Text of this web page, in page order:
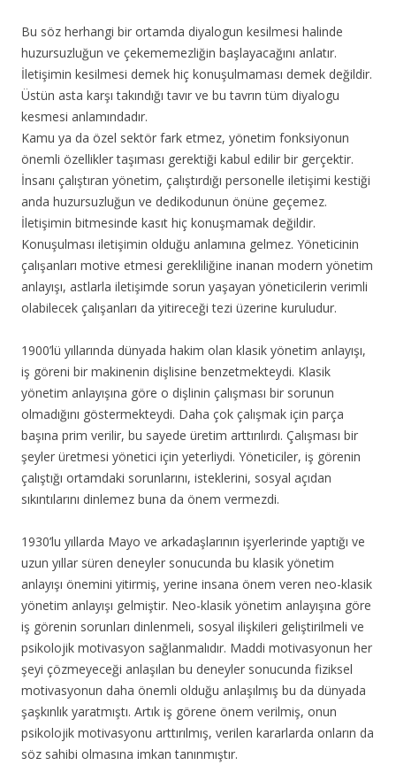
Bu söz herhangi bir ortamda diyalogun kesilmesi halinde
huzursuzluğun ve çekememezliğin başlayacağını anlatır.
İletişimin kesilmesi demek hiç konuşulmaması demek değildir.
Üstün asta karşı takındığıtavır ve bu tavrın tüm diyalogu
kesmesi anlamındadır.
Kamu ya da özel sektör fark etmez, yönetim fonksiyonun
önemli özellikler taşıması gerektiği kabul edilir bir gerçektir.
İnsanı çalıştıran yönetim, çalıştırdığı personelle iletişimi kestiği
anda huzursuzluğun ve dedikodunun önüne geçemez.
İletişimin bitmesinde kasıt hiç konuşmamak değildir.
Konuşulması iletişimin olduğu anlamına gelmez. Yöneticinin
çalışanları motive etmesi gerekliliğine inanan modern yönetim
anlayışı, astlarla iletişimde sorun yaşayan yöneticilerin verimli
olabilecek çalışanları da yitireceği tezi üzerine kuruludur.
1900’lü yıllarında dünyada hakim olan klasik yönetim anlayışı,
iş göreni bir makinenin dişlisine benzetmekteydi. Klasik
yönetim anlayışına göre o dişlinin çalışması bir sorunun
olmadığını göstermekteydi. Daha çok çalışmak için parça
başına prim verilir, bu sayede üretim arttırılırdı. Çalışması bir
şeyler üretmesi yönetici için yeterliydi. Yöneticiler, iş görenin
çalıştığı ortamdaki sorunlarını, isteklerini, sosyal açıdan
sıkıntılarını dinlemez buna da önem vermezdi.
1930’lu yıllarda Mayo ve arkadaşlarının işyerlerinde yaptığı ve
uzun yıllar süren deneyler sonucunda bu klasik yönetim
anlayışı önemini yitirmiş, yerine insana önem veren neo-klasik
yönetim anlayışı gelmiştir. Neo-klasik yönetim anlayışına göre
iş görenin sorunları dinlenmeli, sosyal ilişkileri geliştirilmeli ve
psikolojik motivasyon sağlanmalıdır. Maddi motivasyonun her
şeyi çözmeyeceği anlaşılan bu deneyler sonucunda fiziksel
motivasyonun daha önemli olduğu anlaşılmış bu da dünyada
şaşkınlık yaratmıştı. Artık iş görene önem verilmiş, onun
psikolojik motivasyonu arttırılmış, verilen kararlarda onların da
söz sahibi olmasına imkan tanınmıştır.